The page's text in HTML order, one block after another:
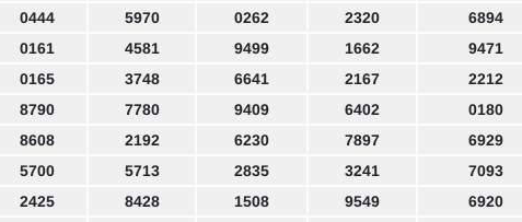
0444 5970 0262 2320
6894
0161 4581 9499 1662
9471
0165 3748 6641 2167
2212
8790 7780 9409 6402
0180
8608 2192 6230 7897
6929
5700 5713 2835 3241
7093
2425 8428 1508 9549
6920